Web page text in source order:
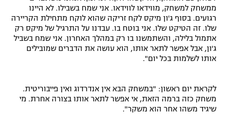
תגיות
המגזין
ממשחק למשחק, מווידאו לווידאו. אני שמח בשבילו. לא היינו
רגועים. בסוף ג'ון מיקס לקח זריקה שהוא לוקח מתחילת הקריירה
שלו. זה הטיקט שלו. אני בוטח בו. עבדנו על התרגיל של מיקס רק
אתמול בלילה, והשתמשנו בו רק במהלך האחרון. אני שמח בשביל
ג'ון, אבל אפשר לתאר אותו, הוא עושה את הדברים שמובילים
אותו לשלמות בכל יום".
לקראת יום ראשון: "במשחק הבא אין אנדרדוג ואין פייבוריטית.
משחק כזה ברמה הזאת, אי אפשר לתאר אותו בצורה אחרת. מי
שיגיד משהו אחר הוא משקר".